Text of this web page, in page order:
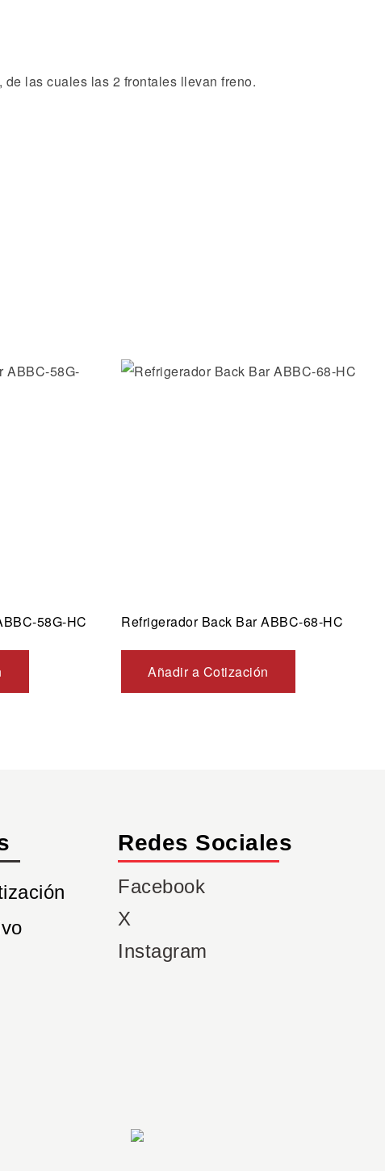
las cuales las 2 frontales llevan freno.
Añadir a la lista de deseos
58G-HC Refrigerador Back Bar ABBC-68-HC
Añadir a Cotización
Redes Sociales
Facebook
X
Instagram